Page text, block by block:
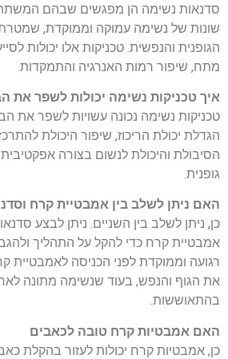
סדנאות נשימה הן מפגשים שבהם
שונות של נשימה עמוקה וממוקדת,
הגופנית והנפשית. טכניקות אלו יכולות
מתח, שיפור רמות האנרגיה והתמקדות.
איך טכניקות נשימה יכולות לשפר את
טכניקות נשימה נכונה עשויות לשפר את
הגדלת יכולת הריכוז, שיפור היכולת
הסיבולת והיכולת לנשום בצורה
גופנית.
האם ניתן לשלב בין אמבטיית קרח
כן, ניתן לשלב בין השניים. ניתן לבצע
אמבטיית קרח כדי להקל על התהליך
רגועה וממוקדת לפני הכניסה לאמבטיית
את הגוף והנפש, בעוד שנשימה מתונה
בהתאוששות.
האם אמבטיות קרח טובה לכאבים
כן, אמבטיות קרח יכולות לעזור בהקלת